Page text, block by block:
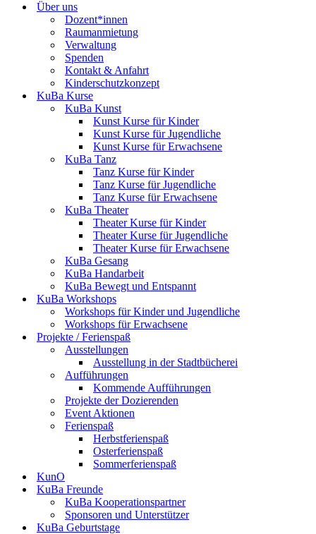
Über uns
Dozent*innen
Raumanmietung
Verwaltung
Spenden
Kontakt & Anfahrt
Kinderschutzkonzept
KuBa Kurse
KuBa Kunst
Kunst Kurse für Kinder
Kunst Kurse für Jugendliche
Kunst Kurse für Erwachsene
KuBa Tanz
Tanz Kurse für Kinder
Tanz Kurse für Jugendliche
Tanz Kurse für Erwachsene
KuBa Theater
Theater Kurse für Kinder
Theater Kurse für Jugendliche
Theater Kurse für Erwachsene
KuBa Gesang
KuBa Handarbeit
KuBa Bewegt und Entspannt
KuBa Workshops
Workshops für Kinder und Jugendliche
Workshops für Erwachsene
Projekte / Ferienspaß
Ausstellungen
Ausstellung in der Stadtbücherei
Aufführungen
Kommende Aufführungen
Projekte der Dozierenden
Event Aktionen
Ferienspaß
Herbstferienspaß
Osterferienspaß
Sommerferienspaß
KunO
KuBa Freunde
KuBa Kooperationspartner
Sponsoren und Unterstützer
KuBa Geburtstage